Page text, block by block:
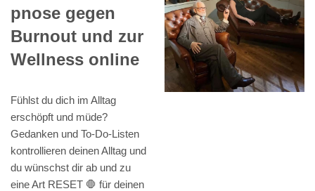
pnose gegen
Burnout und zur
Wellness online
Fühlst du dich im Alltag
erschöpft und müde?
Gedanken und To-Do-Listen
kontrollieren deinen Alltag und
du wünschst dir ab und zu
eine Art RESET 🛑 für deinen